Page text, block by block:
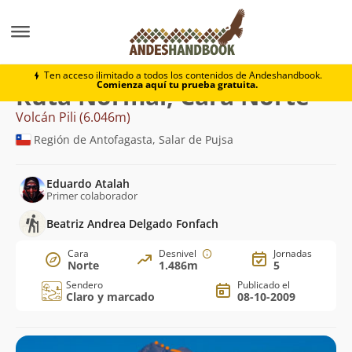
Ten acceso ilimitado a todos los contenidos de Andeshandbook.
Comienza aquí tu prueba gratuita.
Volcán Pili Normal, Cara Norte
Ruta Normal, Cara Norte
Volcán Pili (6.046m)
Región de Antofagasta, Salar de Pujsa
Eduardo Atalah
Primer colaborador
Beatriz Andrea Delgado Fonfach
Cara
Norte
Desnivel
1.486m
Jornadas
5
Sendero
Claro y marcado
Publicado el
08-10-2009